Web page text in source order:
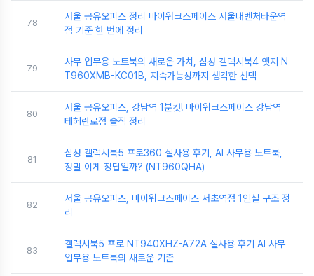
78
서울 공유오피스 정리 마이워크스페이스 서울대벤처타운역
점 기준 한 번에 정리
79
사무 업무용 노트북의 새로운 가치, 삼성 갤럭시북4 엣지 N
T960XMB-KC01B, 지속가능성까지 생각한 선택
80
서울 공유오피스, 강남역 1분컷! 마이워크스페이스 강남역
테헤란로점 솔직 정리
81
삼성 갤럭시북5 프로360 실사용 후기, AI 사무용 노트북,
정말 이게 정답일까? (NT960QHA)
82
서울 공유오피스, 마이워크스페이스 서초역점 1인실 구조 정
리
83
갤럭시북5 프로 NT940XHZ-A72A 실사용 후기 AI 사무
업무용 노트북의 새로운 기준